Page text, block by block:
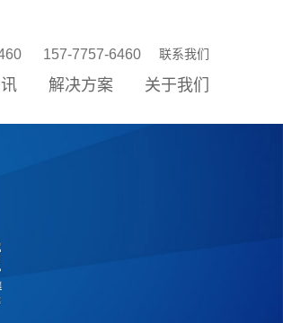
157-7757-6460 联系我们
解决方案 关于我们